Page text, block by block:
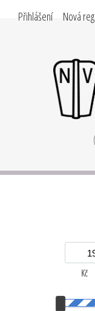
Přihlášení Nová
Kč